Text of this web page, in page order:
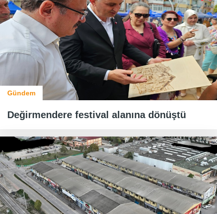
Gündem
Değirmendere festival alanına dönüştü